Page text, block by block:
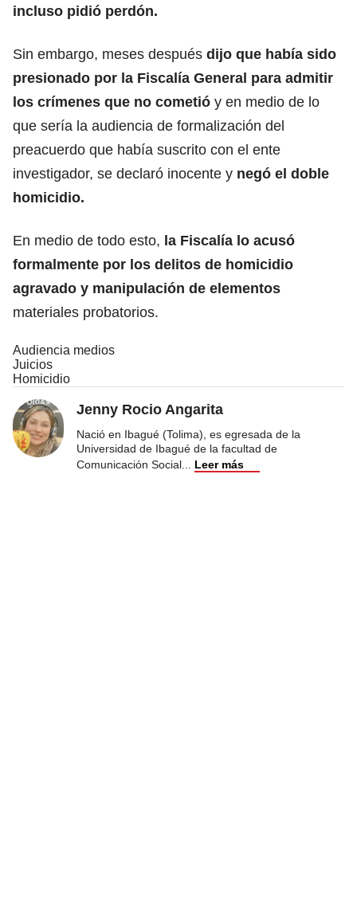
incluso pidió perdón.
Sin embargo, meses después dijo que había sido
presionado por la Fiscalía General para admitir
los crímenes que no cometió y en medio de lo
que sería la audiencia de formalización del
preacuerdo que había suscrito con el ente
investigador, se declaró inocente y negó el doble
homicidio.
En medio de todo esto, la Fiscalía lo acusó
formalmente por los delitos de homicidio
agravado y manipulación de elementos
materiales probatorios.
Audiencia medios
Juicios
Homicidio
Jenny Rocio Angarita
Nació en Ibagué (Tolima), es egresada de la
Universidad de Ibagué de la facultad de
Comunicación Social
Leer más